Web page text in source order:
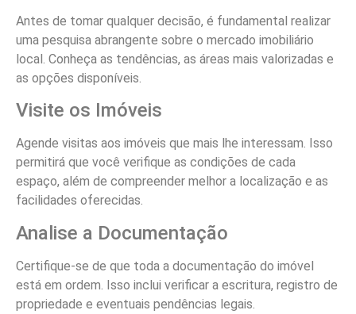
Antes de tomar qualquer decisão, é fundamental realizar
uma pesquisa abrangente sobre o mercado imobiliário
local. Conheça as tendências, as áreas mais valorizadas e
as opções disponíveis.
Visite os Imóveis
Agende visitas aos imóveis que mais lhe interessam. Isso
permitirá que você verifique as condições de cada
espaço, além de compreender melhor a localização e as
facilidades oferecidas.
Analise a Documentação
Certifique-se de que toda a documentação do imóvel
está em ordem. Isso inclui verificar a escritura, registro de
propriedade e eventuais pendências legais.